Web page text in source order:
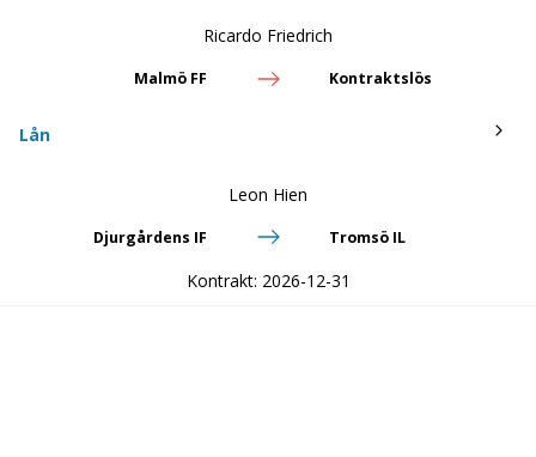
Ricardo Friedrich
Malmö FF Kontraktslös
Lån
Leon Hien
Djurgårdens IF Tromsö IL
Kontrakt: 2026-12-31